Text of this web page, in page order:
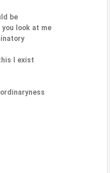
be
you look at me
I exist